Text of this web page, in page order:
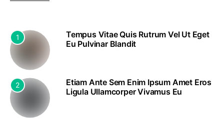
1
Tempus Vitae Quis Rutrum Vel Ut Eget
Eu Pulvinar Blandit
2
Etiam Ante Sem Enim Ipsum Amet Eros
Ligula Ullamcorper Vivamus Eu